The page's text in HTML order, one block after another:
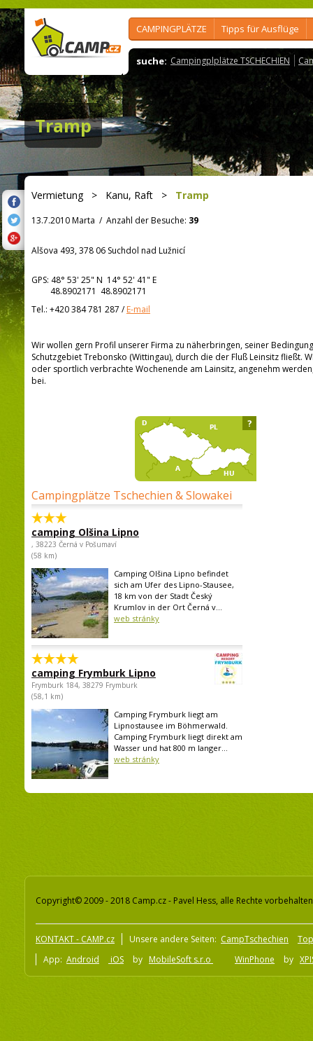
CAMPINGPLÄTZE Tipps für Ausflüge
suche: Campingplplätze TSCHECHIEN
Tramp
Vermietung> Kanu, Raft > Tramp
13.7.2010 Marta / Anzahl der Besuche: 39
Alšova 493, 378 06 Suchdol nad Lužnicí
GPS: 48° 53' 25" N 14° 52' 41" E
48.8902171 48.8902171
Tel.: +420 384 781 287 /E-mail
Wir wollen gern Profil unserer Firma zu näherbringen, seiner
Schutzgebiet Trebonsko (Wittingau), durch die der Fluß Leinsitz fließt.
oder sportlich verbrachte Wochenende am Lainsitz, angenehm
bei.
Campingplätze Tschechien & Slowakei
camping Olšina Lipno
, 38223 Černá v Pošumaví
(58 km)
Camping Olšina Lipno befindet
sich am Ufer des Lipno-Stausee,
18 km von der Stadt Český
Krumlov in der Ort Černá v...
web stránky
camping Frymburk Lipno
Frymburk 184, 38279 Frymburk
(58,1 km)
Camping Frymburk liegt am
Lipnostausee im Böhmerwald.
Camping Frymburk liegt direkt am
Wasser und hat 800 m langer...
web stránky
?
Copyright© 2009 - 2018 Camp.cz - Pavel Hess, alle Rechte vorbehalten
KONTAKT - CAMP.cz Unsere andere Seiten: CampTschechien
App: Android iOS by MobileSoft s.r.o WinPhone by